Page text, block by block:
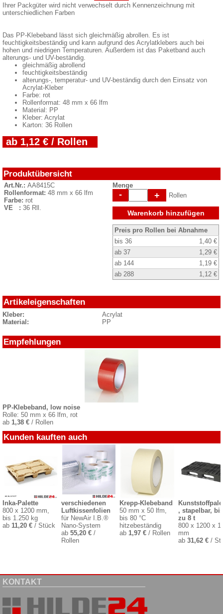
Ihrer Packgüter wird nicht verwechselt durch Kennenzeichnung mit
unterschiedlichen Farben
Das PP-Klebeband lässt sich gleichmäßig abrollen. Es ist
feuchtigkeitsbeständig und kann aufgrund des Acrylatklebers auch bei
hohen und niedrigen Temperaturen. Außerdem ist das Paketband auch
alterungs- und UV-beständig.
gleichmäßig abrollend
feuchtigkeitsbeständig
alterungs-, temperatur- und UV-beständig durch den Einsatz von
Acrylat-Kleber
Farbe: rot
Rollenformat: 48 mm x 66 lfm
Material: PP
Kleber: Acrylat
Karton: 36 Rollen
ab 1,12 € / Rollen
Produktübersicht
Art.Nr.: AA8415C
Rollenformat: 48 mm x 66 lfm
Farbe: rot
VE : 36 Rll.
Menge
- + Rollen
Warenkorb hinzufügen
Preis pro Rollen bei Abnahme
bis 36
1,40 €
ab 37
1,29 €
ab 144
1,19 €
ab 288
1,12 €
Artikeleigenschaften
Kleber:
Acrylat
Material:
PP
Empfehlungen
PP-Klebeband, low noise
Rolle: 50 mm x 66 lfm, rot
ab 1,38 € / Rollen
Kunden kauften auch
Inka-Palette
800 x 1200 mm,
bis 1.250 kg
ab 11,20 € / Stück
verschiedenen
Luftkissenfolien
für NewAir I.B.®
Nano-System
ab 55,20 €/
Rollen
Krepp-Klebeband
50 mm x 50 lfm,
bis 80 °C
hitzebeständig
ab 1,97 € / Rollen
, stapelbar, bis
zu 8 t
800 x 1200 x
mm
ab 31,62 €/
KONTAKT